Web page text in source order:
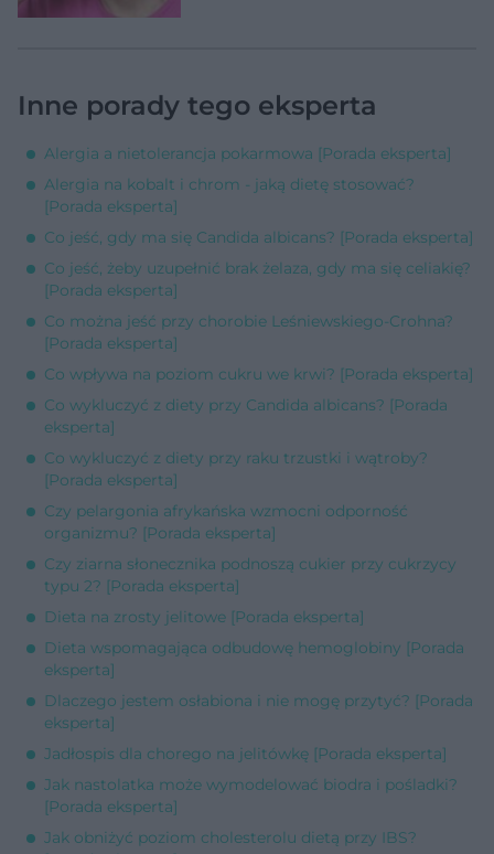
Inne porady tego eksperta
Alergia a nietolerancja pokarmowa [Porada eksperta]
Alergia na kobalt i chrom - jaką dietę stosować?
[Porada eksperta]
Co jeść, gdy ma się Candida albicans? [Porada eksperta]
Co jeść, żeby uzupełnić brak żelaza, gdy ma się celiakię?
[Porada eksperta]
Co można jeść przy chorobie Leśniewskiego-Crohna?
[Porada eksperta]
Co wpływa na poziom cukru we krwi? [Porada eksperta]
Co wykluczyć z diety przy Candida albicans? [Porada
eksperta]
Co wykluczyć z diety przy raku trzustki i wątroby?
[Porada eksperta]
Czy pelargonia afrykańska wzmocni odporność
organizmu? [Porada eksperta]
Czy ziarna słonecznika podnoszą cukier przy cukrzycy
typu 2? [Porada eksperta]
Dieta na zrosty jelitowe [Porada eksperta]
Dieta wspomagająca odbudowę hemoglobiny [Porada
eksperta]
Dlaczego jestem osłabiona i nie mogę przytyć? [Porada
eksperta]
Jadłospis dla chorego na jelitówkę [Porada eksperta]
Jak nastolatka może wymodelować biodra i pośladki?
[Porada eksperta]
Jak obniżyć poziom cholesterolu dietą przy IBS?